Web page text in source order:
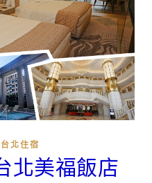
台北住宿
北美福飯店